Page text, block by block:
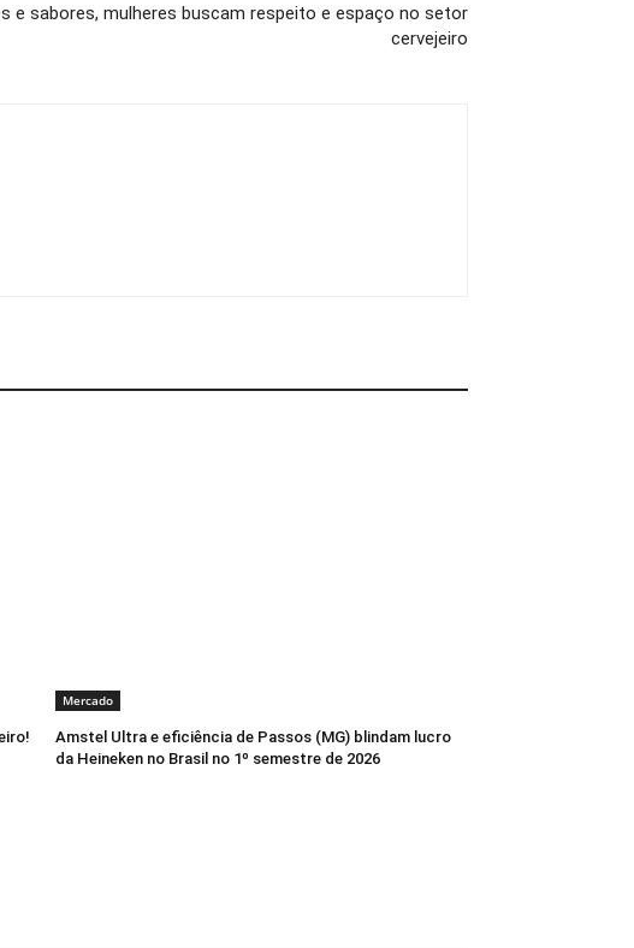
e sabores, mulheres buscam respeito e espaço no setor
cervejeiro
Mercado
Amstel Ultra e eficiência de Passos (MG) blindam lucro
da Heineken no Brasil no 1º semestre de 2026